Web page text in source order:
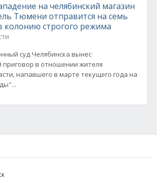
на челябинский магазин
Тюмени отправится на семь
колонию строгого режима
суд Челябинска вынес
в отношении жителя
напавшего в марте текущего года на